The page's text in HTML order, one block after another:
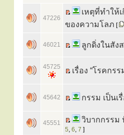
47226
เหตุที่ทำให้
ของความโลภ [
46021 ลูกดิ่งในสัง
45725 เรื่อง “โรคก
45642 กรรม เป็นเ
45551 วิบากกรรม
5, 6, 7 ]